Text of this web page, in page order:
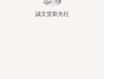
誠文堂新光社